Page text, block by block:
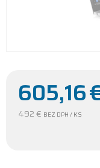
605,16
492 € BEZ DPH / KS